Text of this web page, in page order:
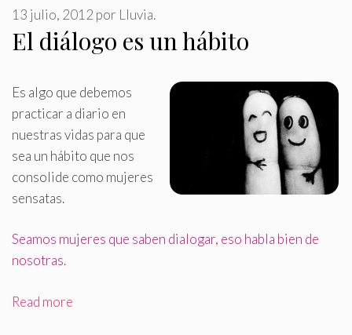
El diálogo es un hábito
13 julio, 2012 por Lluvia.
Es algo que debemos
practicar a diario en
nuestras vidas para que
sea un hábito que nos
consolide como mujeres
sensatas.
Seamos mujeres que saben dialogar, eso habla bien de
nosotras.
Read more